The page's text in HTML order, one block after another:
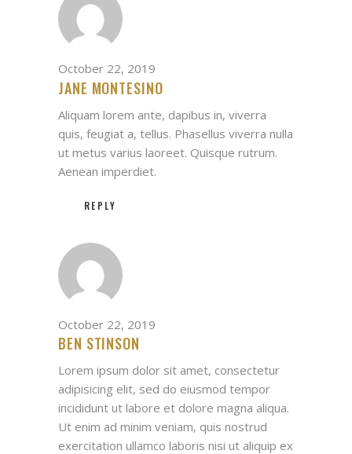
October 22, 2019
JANE MONTESINO
Aliquam lorem ante, dapibus in, viverra
quis, feugiat a, tellus. Phasellus viverra nulla
ut metus varius laoreet. Quisque rutrum.
Aenean imperdiet.
REPLY
October 22, 2019
BEN STINSON
Lorem ipsum dolor sit amet, consectetur
adipisicing elit, sed do eiusmod tempor
incididunt ut labore et dolore magna aliqua.
Ut enim ad minim veniam, quis nostrud
exercitation ullamco laboris nisi ut aliquip ex